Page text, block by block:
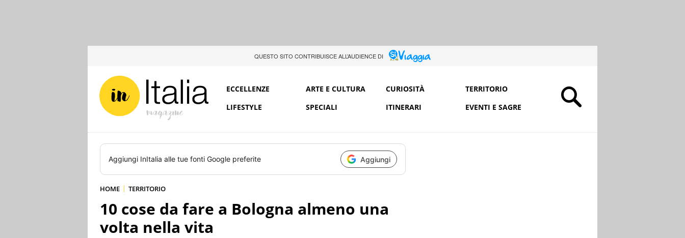
QUESTO SITO CONTRIBUISCE ALL’AUDIENCE DI
ECCELLENZE ARTE E CULTURA CURIOSITÀ
TERRITORIO
LIFESTYLE
SPECIALI ITINERARI EVENTI E SAGRE
Aggiungi InItalia alle tue fonti Google preferite Aggiungi
HOME TERRITORIO
10 cose da fare a Bologna almeno una
volta nella vita